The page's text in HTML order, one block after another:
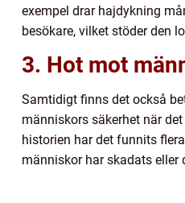
exempel drar hajdykning
besökare, vilket stöder den
3. Hot mot
Samtidigt finns det också
människors säkerhet när
historien har det funnits
människor har skadats eller